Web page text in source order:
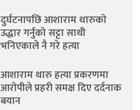
दुर्घटनापछि आशाराम थारुको
उद्धार गर्नुको सट्टा साथी
भनिएकाले नै गरे हत्या
आशाराम थारु हत्या प्रकरणमा
आरोपीले प्रहरी समक्ष दिए दर्दनाक
बयान